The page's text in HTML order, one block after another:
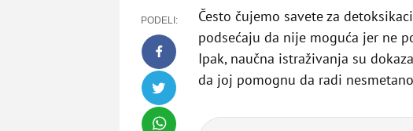
PODELI:
Često čujemo savete za
podsećaju da nije moguća jer ne
Ipak, naučna istraživanja su
da joj pomognu da radi